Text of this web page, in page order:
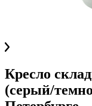
Кресло
(серый/